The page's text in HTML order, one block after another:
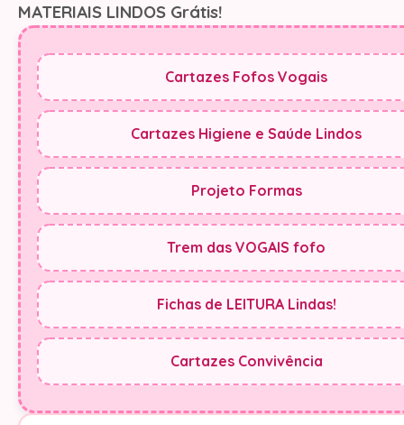
MATERIAIS LINDOS Grátis!
Cartazes Fofos Vogais
Cartazes Higiene e Saúde Lindos
Projeto Formas
Trem das VOGAIS fofo
Fichas de LEITURA Lindas!
Cartazes Convivência